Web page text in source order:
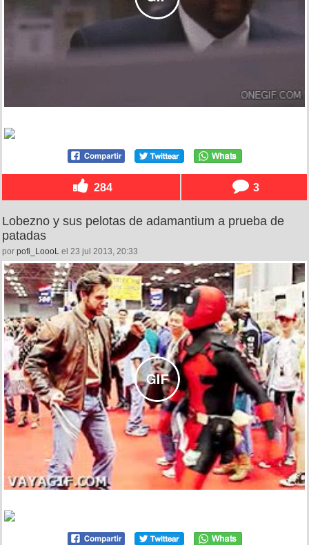
284 3
Lobezno y sus pelotas de adamantium a prueba de
patadas
por pofi_LoooL el 23 jul 2013, 20:33